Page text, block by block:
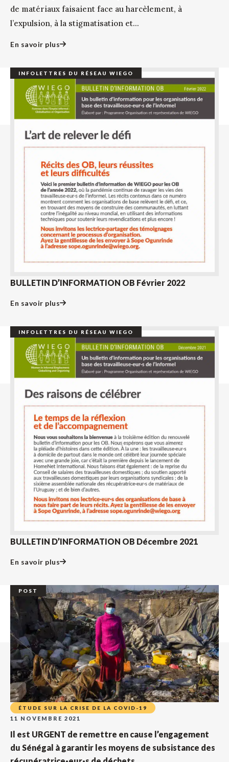
de matériaux faisaient face au harcèlement, à
l’expulsion, à la stigmatisation et...
En savoir plus
INFOLETTRES DU RÉSEAU WIEGO
BULLETIN D’INFORMATION OB Février 2022
En savoir plus
INFOLETTRES DU RÉSEAU WIEGO
BULLETIN D’INFORMATION OB Décembre 2021
En savoir plus
POST
ÉTUDE SUR LA CRISE DE LA COVID-19
11 NOVEMBRE 2021
Il est URGENT de remettre en cause l’engagement
du Sénégal à garantir les moyens de subsistance des